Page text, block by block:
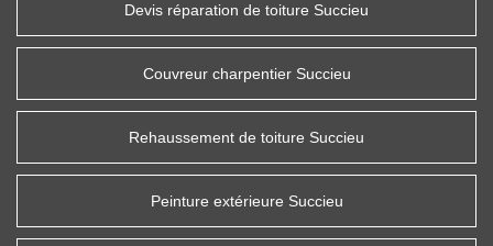
Devis réparation de toiture Succieu
Couvreur charpentier Succieu
Rehaussement de toiture Succieu
Peinture extérieure Succieu